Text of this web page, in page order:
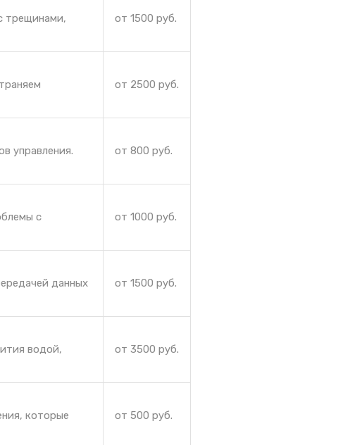
трещинами,
от 1500 руб.
от 2500 руб.
управления.
от 800 руб.
с
от 1000 руб.
данных
от 1500 руб.
водой,
от 3500 руб.
которые
от 500 руб.